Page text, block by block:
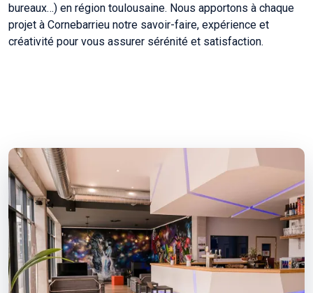
bureaux…) en région toulousaine. Nous apportons à chaque
projet à Cornebarrieu notre savoir-faire, expérience et
créativité pour vous assurer sérénité et satisfaction.